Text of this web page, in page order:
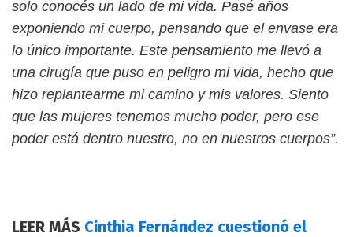
solo conocés un lado de mi vida. Pasé años
exponiendo mi cuerpo, pensando que el envase era
lo único importante. Este pensamiento me llevó a
una cirugía que puso en peligro mi vida, hecho que
hizo replantearme mi camino y mis valores. Siento
que las mujeres tenemos mucho poder, pero ese
poder está dentro nuestro, no en nuestros cuerpos”.
LEER MÁS Cinthia Fernández cuestionó el